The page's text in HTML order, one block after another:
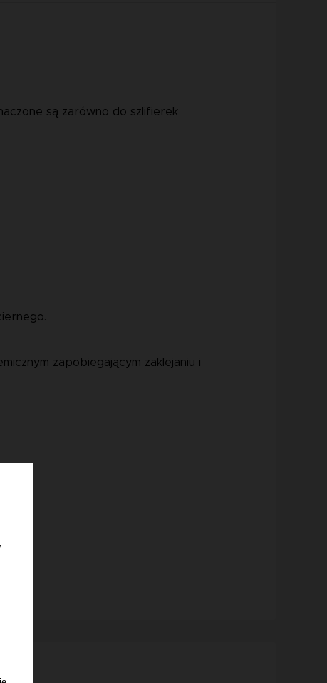
są zarówno do szlifierek
zapobiegającym zaklejaniu i